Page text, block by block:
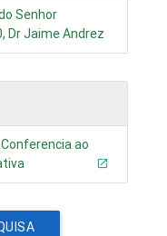
Senhor
Dr Jaime Andrez
ao